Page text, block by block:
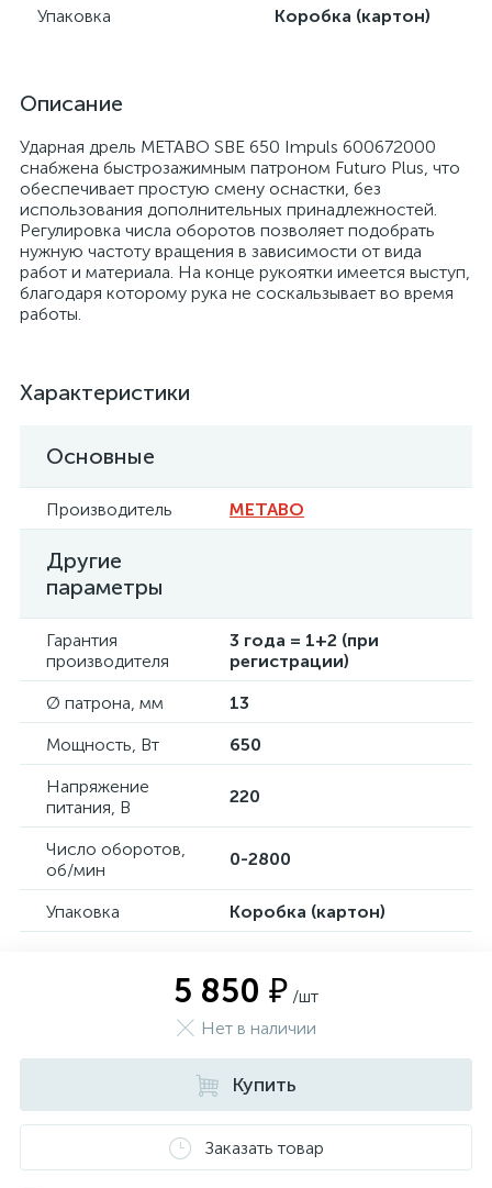
Упаковка
Коробка (картон)
Описание
Ударная дрель METABO SBE 650 Impuls 600672000
снабжена быстрозажимным патроном Futuro Plus, что
обеспечивает простую смену оснастки, без
использования дополнительных принадлежностей.
Регулировка числа оборотов позволяет подобрать
нужную частоту вращения в зависимости от вида
работ и материала. На конце рукоятки имеется выступ,
благодаря которому рука не соскальзывает во время
работы.
Характеристики
Основные
Производитель METABO
Другие
параметры
Гарантия
производителя
3 года = 1+2 (при
регистрации)
Ø патрона, мм
13
Мощность, Вт
650
Напряжение
питания, В
220
Число оборотов,
об/мин
0-2800
Упаковка Коробка (картон)
5 850 ₽ /шт
Нет в наличии
Купить
Заказать товар